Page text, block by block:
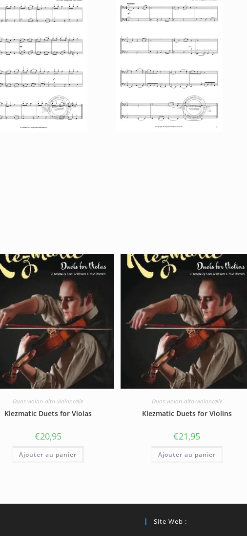
Duos violon-alto-violoncelle
Klezmatic Duets for Violas
€20,95
Ajouter au panier
Duos violon-alto-violoncelle
Klezmatic Duets for Violins
€21,95
Ajouter au panier
Site Web :